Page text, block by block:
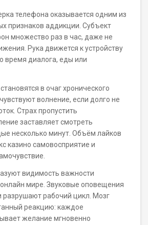
телефона оказывается одним из
признаков аддикции. Субъект
множество раз в час, даже не
Рука движется к устройству
время диалога, еды или
в очаг хронического
волнение, если долго не
Страх пропустить
заставляет смотреть
несколько минут. Объём лайков
казино самовосприятие и
видимость важности
мире. Звуковые оповещения
разрушают рабочий цикл. Мозг
реакцию: каждое
желание мгновенно